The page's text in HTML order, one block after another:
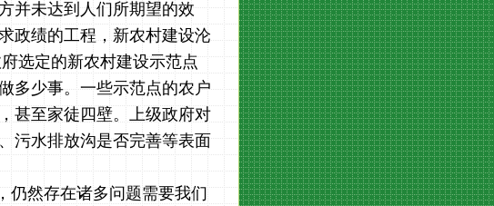
并未达到人们所期望的效
政绩的工程，新农村建设沦
选定的新农村建设示范点
多少事。一些示范点的农户
甚至家徒四壁。上级政府对
污水排放沟是否完善等表面
仍然存在诸多问题需要我们